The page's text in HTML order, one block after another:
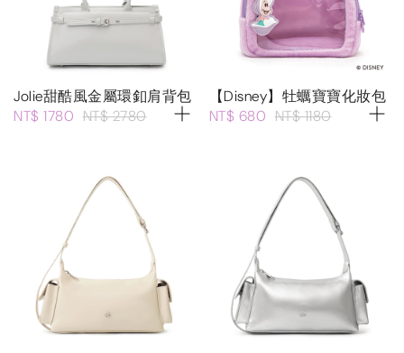
Jolie甜酷風金屬環釦肩背包
NT$ 1780 NT$ 2780
【Disney】牡蠣寶寶化妝包
NT$ 680 NT$ 1180